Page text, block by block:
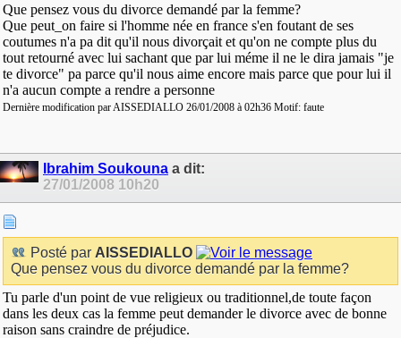
Que pensez vous du divorce demandé par la femme?
Que peut_on faire si l'homme née en france s'en foutant de ses
coutumes n'a pa dit qu'il nous divorçait et qu'on ne compte plus du
tout retourné avec lui sachant que par lui méme il ne le dira jamais "je
te divorce" pa parce qu'il nous aime encore mais parce que pour lui il
n'a aucun compte a rendre a personne
Dernière modification par AISSEDIALLO 26/01/2008 à 02h36 Motif: faute
Ibrahim Soukouna a dit:
27/01/2008 10h20
Posté par AISSEDIALLO
Que pensez vous du divorce demandé par la femme?
Tu parle d'un point de vue religieux ou traditionnel,de toute façon
dans les deux cas la femme peut demander le divorce avec de bonne
raison sans craindre de préjudice.